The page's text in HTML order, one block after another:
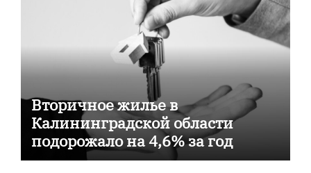
Вторичное жилье в
Калининградской области
подорожало на 4,6% за год